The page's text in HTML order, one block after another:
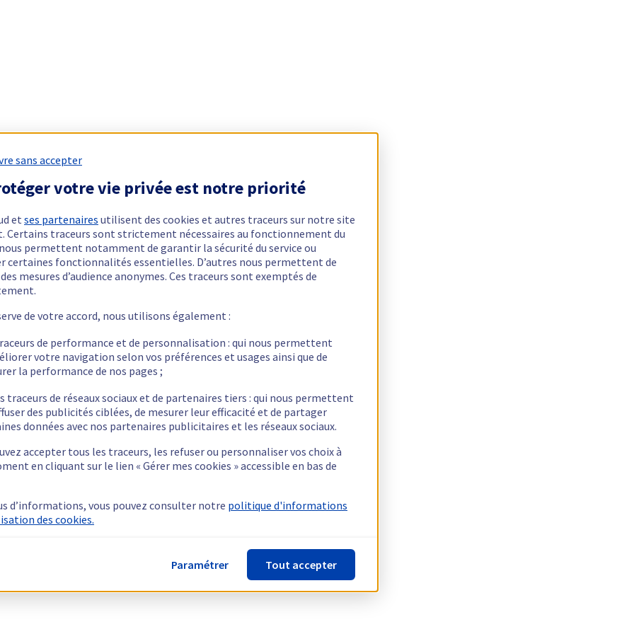
sans accepter
votre vie privée est notre priorité
et ses partenaires utilisent des cookies et autres traceurs sur notre site
Certains traceurs sont strictement nécessaires au fonctionnement du
permettent notamment de garantir la sécurité du service ou
certaines fonctionnalités essentielles. D’autres nous permettent de
mesures d’audience anonymes. Ces traceurs sont exemptés de
de votre accord, nous utilisons également :
de performance et de personnalisation : qui nous permettent
votre navigation selon vos préférences et usages ainsi que de
la performance de nos pages ;
traceurs de réseaux sociaux et de partenaires tiers : qui nous permettent
des publicités ciblées, de mesurer leur efficacité et de partager
données avec nos partenaires publicitaires et les réseaux sociaux.
accepter tous les traceurs, les refuser ou personnaliser vos choix à
en cliquant sur le lien « Gérer mes cookies » accessible en bas de
d’informations, vous pouvez consulter notre politique d'informations
des cookies.
Paramétrer Tout accepter